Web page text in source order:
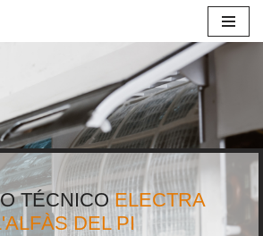
TÉCNICO ELECTRA
DEL PI